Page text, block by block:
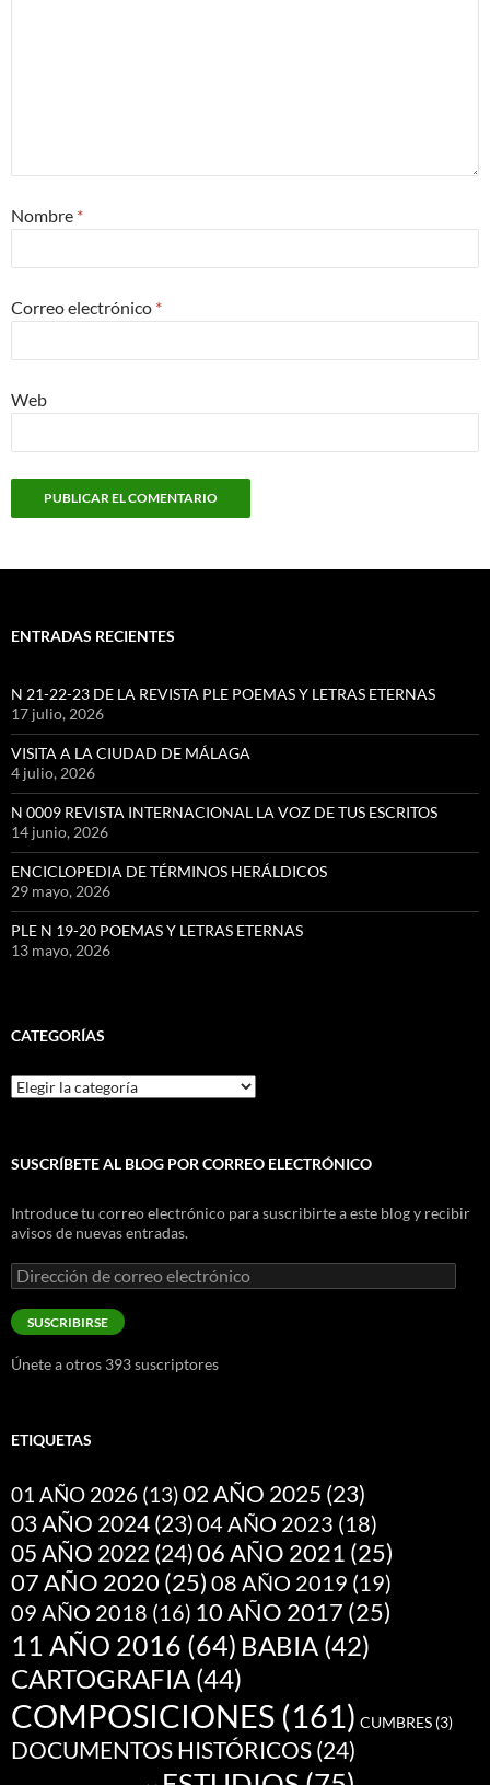
Nombre *
Correo electrónico *
Web
ENTRADAS RECIENTES
N 21-22-23 DE LA REVISTA PLE POEMAS Y LETRAS ETERNAS
17 julio, 2026
VISITA A LA CIUDAD DE MÁLAGA
4 julio, 2026
N 0009 REVISTA INTERNACIONAL LA VOZ DE TUS ESCRITOS
14 junio, 2026
ENCICLOPEDIA DE TÉRMINOS HERÁLDICOS
29 mayo, 2026
PLE N 19-20 POEMAS Y LETRAS ETERNAS
13 mayo, 2026
CATEGORÍAS
Categorías
SUSCRÍBETE AL BLOG POR CORREO ELECTRÓNICO
Introduce tu correo electrónico para suscribirte a este blog y recibir
avisos de nuevas entradas.
Dirección
de
correo
electrónico
SUSCRIBIRSE
Únete a otros 393 suscriptores
ETIQUETAS
01 AÑO 2026 (13)02 AÑO 2025 (23)
03 AÑO 2024(23)04 AÑO 2023 (18)
05 AÑO 2022 (24)06 AÑO 2021 (25)
07 AÑO 2020 (25) 08 AÑO 2019 (19)
09 AÑO 2018 (16) 10 AÑO 2017 (25)
11 AÑO 2016 (64) BABIA (42)
CARTOGRAFIA (44)
COMPOSICIONES (161) CUMBRES (3)
DOCUMENTOS HISTÓRICOS(24)